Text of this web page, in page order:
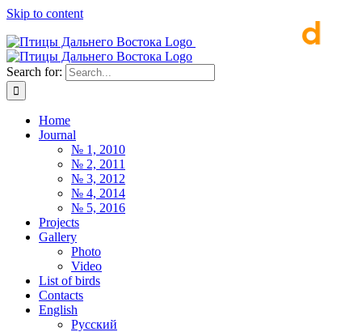
Skip to content
Search for:
Home
Journal
№ 1, 2010
№ 2, 2011
№ 3, 2012
№ 4, 2014
№ 5, 2016
Projects
Gallery
Photo
Video
List of birds
Contacts
English
Русский